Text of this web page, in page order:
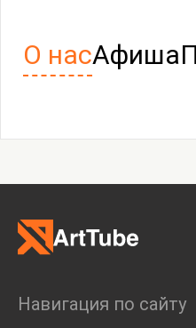
О насАфиша
Выставка
Навигация по сайту